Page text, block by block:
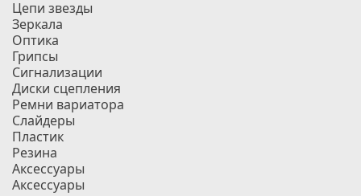
Цепи звезды
Зеркала
Оптика
Грипсы
Сигнализации
Диски сцепления
Ремни вариатора
Слайдеры
Пластик
Резина
Аксессуары
Аксессуары